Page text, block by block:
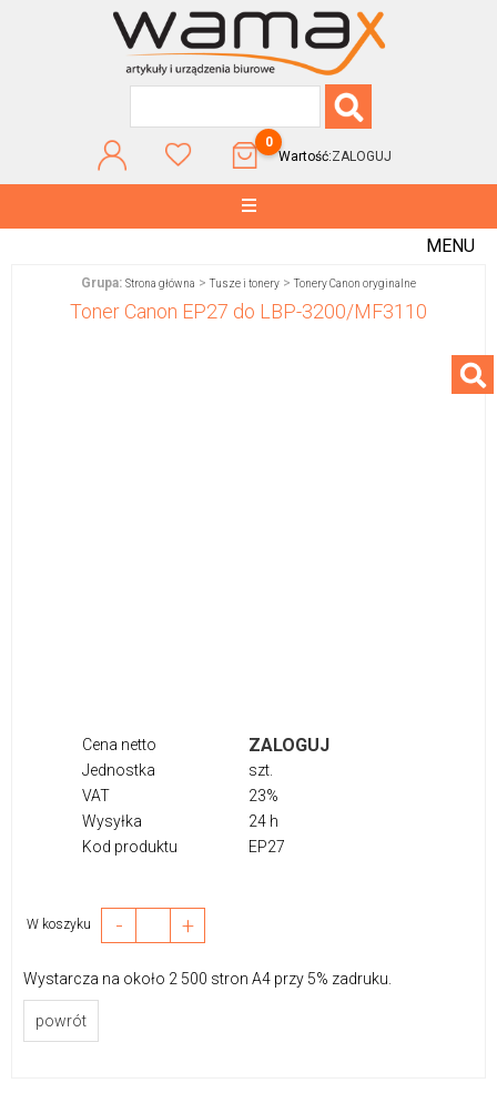
0
Wartość:ZALOGUJ
MENU
Grupa: Strona główna >Tusze i tonery >Tonery Canon oryginalne
Toner Canon EP27 do LBP-3200/MF3110
Cena netto ZALOGUJ
Jednostka
szt.
VAT
23%
Wysyłka
24 h
Kod produktu
EP27
W koszyku - +
Wystarcza na około 2 500 stron A4 przy 5% zadruku.
powrót